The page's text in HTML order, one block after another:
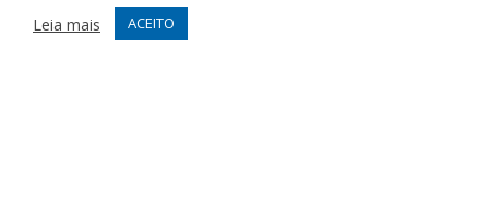
Realizamos umaassessoria
contrato que todas as exigências das
Leia mais
ACEITO